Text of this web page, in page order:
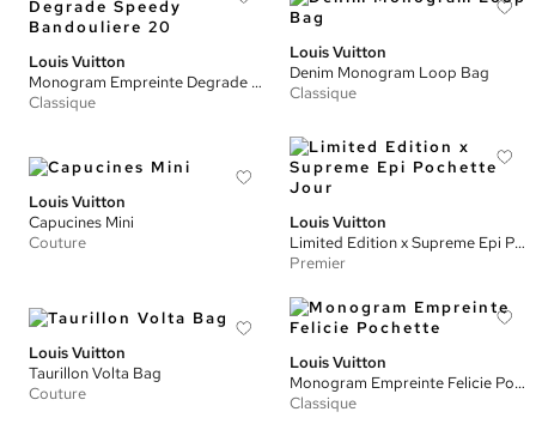
Louis Vuitton
Monogram Empreinte Degrade Speedy Bandouliere 20
Classique
Louis Vuitton
Denim Monogram Loop Bag
Classique
Louis Vuitton
Capucines Mini
Couture
Louis Vuitton
Limited Edition x Supreme Epi Pochette Jour
Premier
Louis Vuitton
Taurillon Volta Bag
Couture
Louis Vuitton
Monogram Empreinte Felicie Pochette
Classique